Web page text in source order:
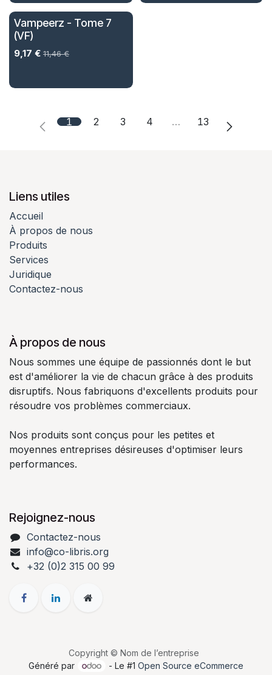
Vampeerz - Tome 7
(VF)
9,17 € 11,46€
1 2 3 4 … 13
Liens utiles
Accueil
À propos de nous
Produits
Services
Juridique
Contactez-nous
À propos de nous
Nous sommes une équipe de passionnés dont le but
est d'améliorer la vie de chacun grâce à des produits
disruptifs. Nous fabriquons d'excellents produits pour
résoudre vos problèmes commerciaux.
Nos produits sont conçus pour les petites et
moyennes entreprises désireuses d'optimiser leurs
performances.
Rejoignez-nous
Contactez-nous
info@co-libris.org
+32 (0)2 315 00 99
Copyright © Nom de l’entreprise
Généré par
- Le #1Open Source eCommerce